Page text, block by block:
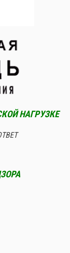
НАГРУЗКЕ